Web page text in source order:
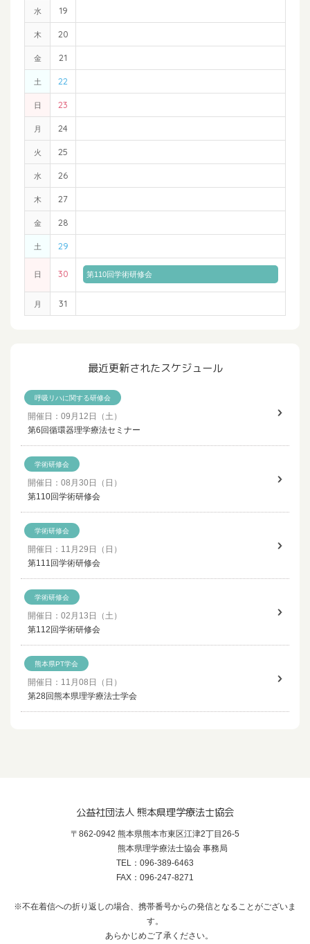
水 19
木 20
金 21
土 22
日 23
月 24
火 25
水 26
木 27
金 28
土 29
日 30 第110回学術研修会
月 31
最近更新されたスケジュール
呼吸リハに関する研修会
開催日：09月12日（土）
第6回循環器理学療法セミナー
学術研修会
開催日：08月30日（日）
第110回学術研修会
学術研修会
開催日：11月29日（日）
第111回学術研修会
学術研修会
開催日：02月13日（土）
第112回学術研修会
熊本県PT学会
開催日：11月08日（日）
第28回熊本県理学療法士学会
公益社団法人 熊本県理学療法士協会
〒862-0942 熊本県熊本市東区江津2丁目26-5
熊本県理学療法士協会 事務局
TEL：096-389-6463
FAX：096-247-8271
※不在着信への折り返しの場合、携帯番号からの発信となることがございま
す。
あらかじめご了承ください。